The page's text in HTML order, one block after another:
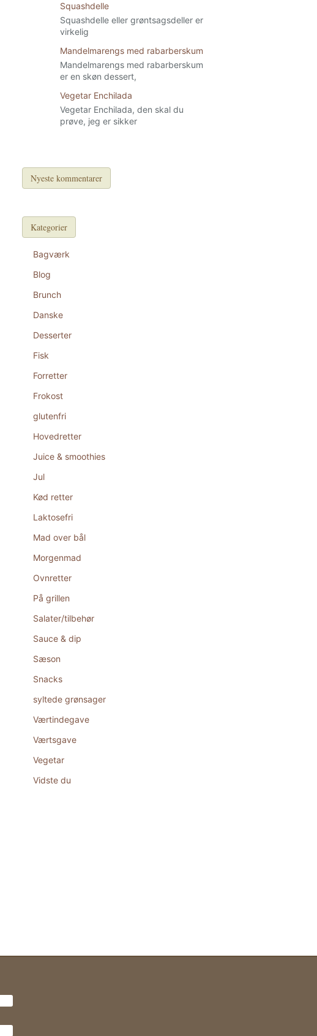
Squashdelle
Squashdelle eller grøntsagsdeller er
virkelig
Mandelmarengs med rabarberskum
Mandelmarengs med rabarberskum
er en skøn dessert,
Vegetar Enchilada
Vegetar Enchilada, den skal du
prøve, jeg er sikker
Nyeste kommentarer
Kategorier
Bagværk
Blog
Brunch
Danske
Desserter
Fisk
Forretter
Frokost
glutenfri
Hovedretter
Juice & smoothies
Jul
Kød retter
Laktosefri
Mad over bål
Morgenmad
Ovnretter
På grillen
Salater/tilbehør
Sauce & dip
Sæson
Snacks
syltede grønsager
Værtindegave
Værtsgave
Vegetar
Vidste du